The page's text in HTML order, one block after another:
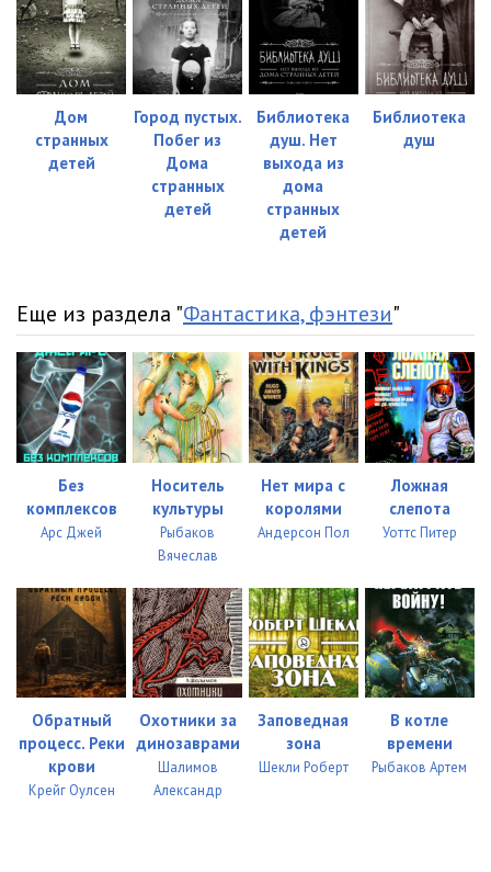
Дом
странных
детей
Город пустых.
Побег из
Дома
странных
детей
Библиотека
душ. Нет
выхода из
дома
странных
детей
Библиотека
душ
Еще из раздела "Фантастика, фэнтези"
Без
комплексов
Арс Джей
Носитель
культуры
Рыбаков
Вячеслав
Нет мира с
королями
Андерсон Пол
Ложная
слепота
Уоттс Питер
Обратный
процесс. Реки
крови
Крейг Оулсен
Охотники за
динозаврами
Шалимов
Александр
Заповедная
зона
Шекли Роберт
В котле
времени
Рыбаков Артем